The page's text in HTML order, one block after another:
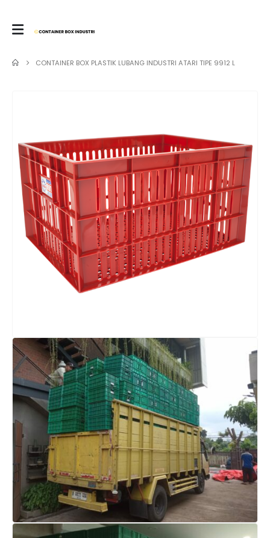
CONTAINER BOX PLASTIK LUBANG INDUSTRI ATARI TIPE 9912 L